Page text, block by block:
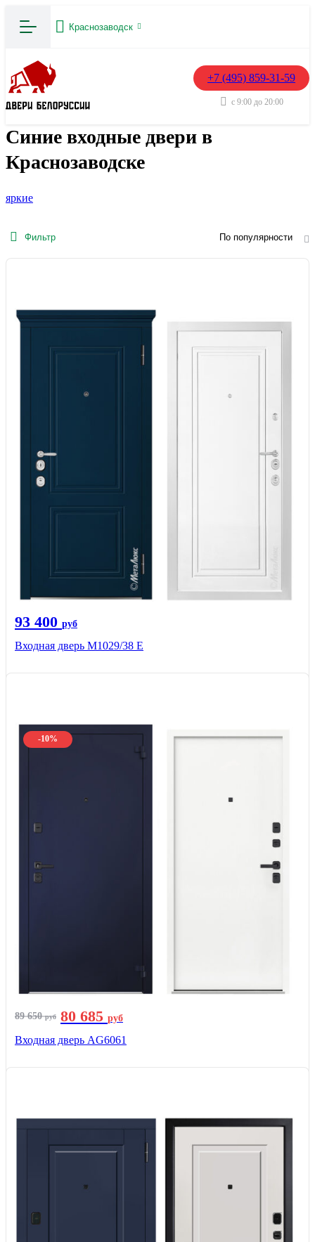
Краснозаводск
+7 (495) 859-31-59
с 9:00 до 20:00
Синие входные двери в
Краснозаводске
яркие
Фильтр По популярности
93 400 руб
Входная дверь М1029/38 E
-10%
89 650руб 80 685 руб
Входная дверь AG6061